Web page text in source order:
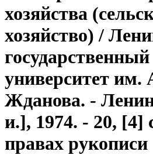
хозяйства
хозяйство) /
государственный
университет им.
Жданова. -
и.], 1974. - 20, [4]
правах рукописи